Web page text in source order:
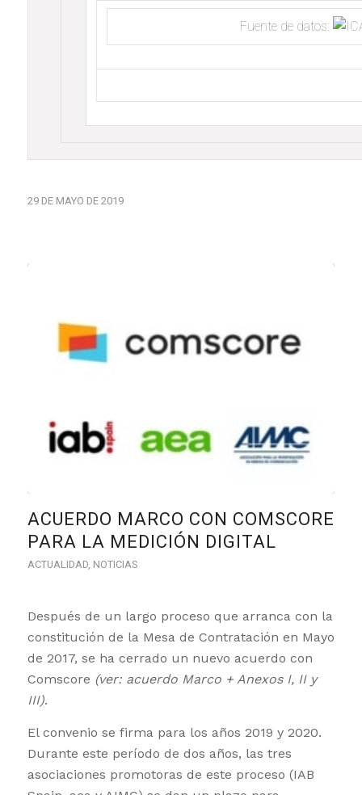
Fuente de datos:
29 DE MAYO DE 2019
ACUERDO MARCO CON COMSCORE
PARA LA MEDICIÓN DIGITAL
ACTUALIDAD, NOTICIAS
Después de un largo proceso que arranca con la
constitución de la Mesa de Contratación en Mayo
de 2017, se ha cerrado un nuevo acuerdo con
Comscore (ver: acuerdo Marco + Anexos I, II y
III).
El convenio se firma para los años 2019 y 2020.
Durante este período de dos años, las tres
asociaciones promotoras de este proceso (IAB